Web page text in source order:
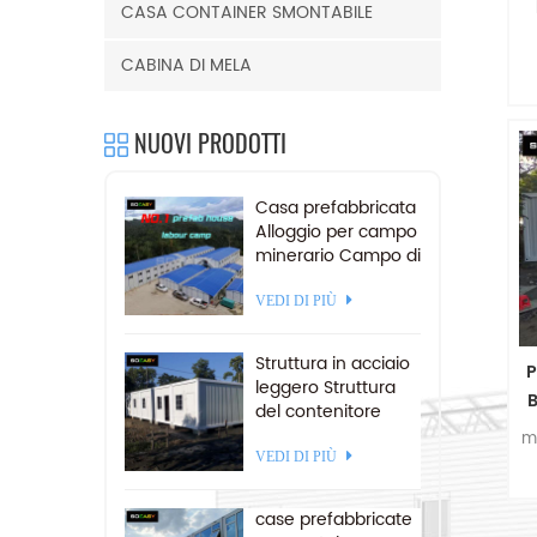
CASA CONTAINER SMONTABILE
CABINA DI MELA
NUOVI PRODOTTI
Casa prefabbricata
Alloggio per campo
minerario Campo di
prefabbricato in
VEDI DI PIÙ
Struttura in acciaio
leggero Struttura
del contenitore
di casa 20 ft
VEDI DI PIÙ
case prefabbricate